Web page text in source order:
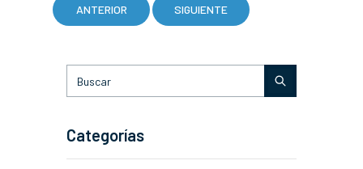
ANTERIOR SIGUIENTE
Categorías